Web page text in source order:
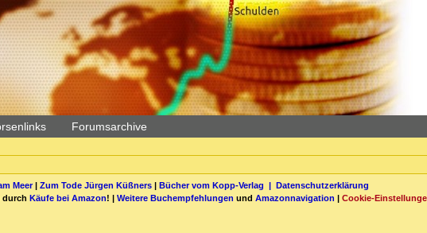
Forumsarchive
Meer| Zum Tode Jürgen Küßners| Bücher vom Kopp-Verlag | Datenschutzerklärung
durch Käufe bei Amazon! | Weitere Buchempfehlungen und Amazonnavigation | Cookie-